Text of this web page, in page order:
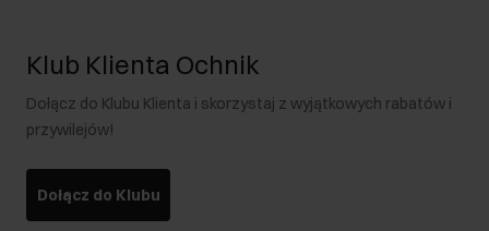
Klub Klienta Ochnik
Dołącz do Klubu Klienta i skorzystaj z wyjątkowych rabatów i
przywilejów!
Dołącz do Klubu